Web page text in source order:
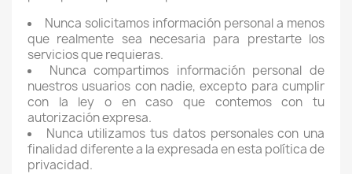
Nunca solicitamos información personal a menos
que realmente sea necesaria para prestarte los
servicios que requieras.
Nunca compartimos información personal de
nuestros usuarios con nadie, excepto para cumplir
con la ley o en caso que contemos con tu
autorización expresa.
Nunca utilizamos tus datos personales con una
finalidad diferente a la expresada en esta política de
privacidad.